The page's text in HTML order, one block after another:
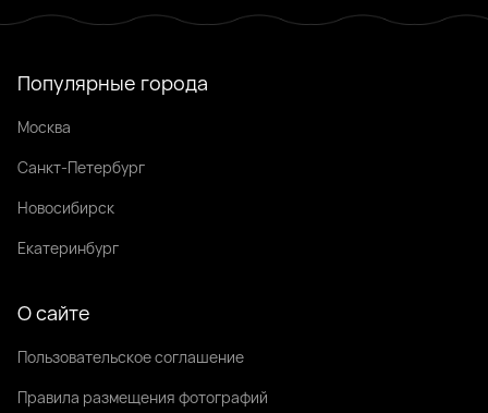
Популярные города
Москва
Санкт-Петербург
Новосибирск
Екатеринбург
О сайте
Пользовательское соглашение
Правила размещения фотографий